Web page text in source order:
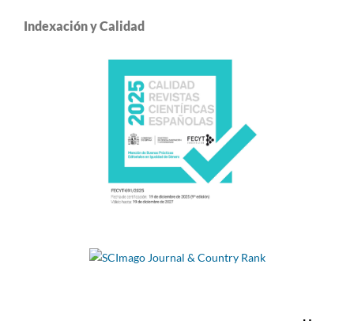
Indexación y Calidad